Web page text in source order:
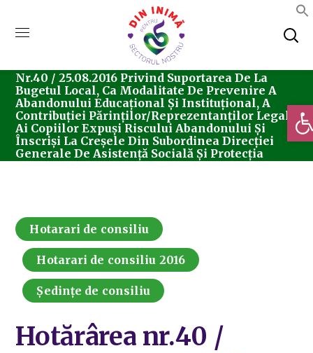
Consiliul Local Sector 5
Hotarari De Consiliu
Nr.40 / 25.08.2016 Privind Suportarea De La
Bugetul Local, Ca Modalitate De Prevenire A
Abandonului Educațional Și Instituțional, A
Contribuției Părinților/reprezentanților Legali
Ai Copiilor Expuși Riscului Abandonului Și
Înscriși La Creșele Din Subordinea Direcției
Generale De Asistență Socială Și Protecția
Hotarari de consiliu
Hotarari de consiliu 2016
Ședințe de consiliu
Hotărârea nr.40 /